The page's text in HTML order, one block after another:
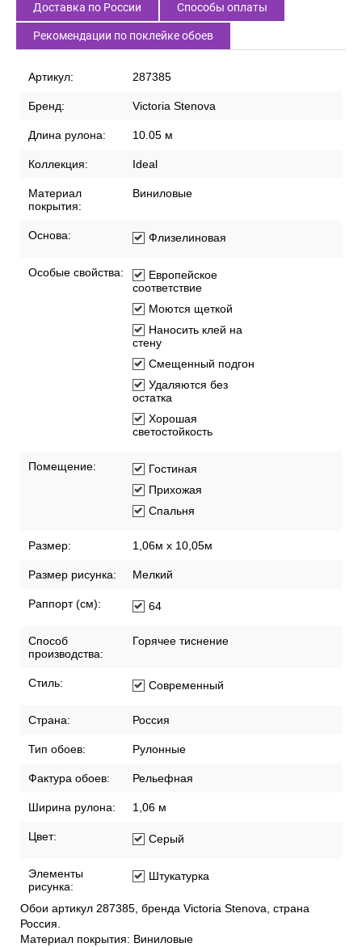
Доставка по России Способы оплаты
Рекомендации по поклейке обоев
Артикул: 287385
Бренд: Victoria Stenova
Длина рулона: 10.05 м
Коллекция: Ideal
Материал
покрытия:
Виниловые
Основа: Флизелиновая
Особые свойства:
Европейское
соответствие
Моются щеткой
Наносить клей на
стену
Смещенный подгон
Удаляются без
остатка
Хорошая
светостойкость
Помещение:
Гостиная
Прихожая
Спальня
Размер: 1,06м х 10,05м
Размер рисунка: Мелкий
Раппорт (см): 64
Способ
производства:
Горячее тиснение
Стиль: Современный
Страна: Россия
Тип обоев: Рулонные
Фактура обоев: Рельефная
Ширина рулона: 1,06 м
Цвет: Серый
Элементы
рисунка:
Штукатурка
Обои артикул 287385, бренда Victoria Stenova, страна
Россия.
Материал покрытия: Виниловые